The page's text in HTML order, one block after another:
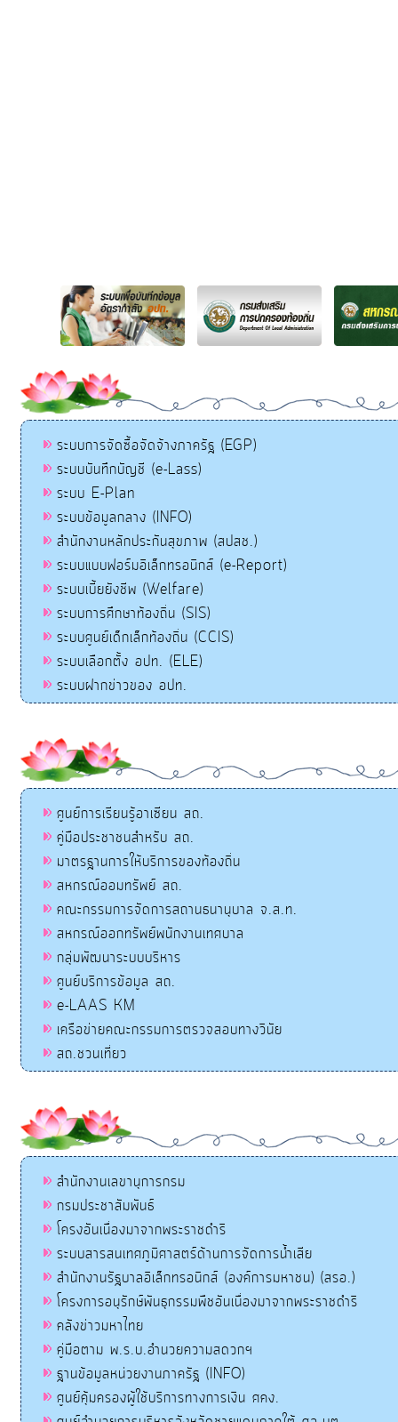
ระบบการจัดซื้อจัดจ้างภาครัฐ (EGP)
ระบบบันทึกบัญชี (e-Lass)
ระบบ E-Plan
ระบบข้อมูลกลาง (INFO)
สำนักงานหลักประกันสุขภาพ (สปสช.)
ระบบแบบฟอร์มอิเล็กทรอนิกส์ (e-Report)
ระบบเบี้ยยังชีพ (Welfare)
ระบบการศึกษาท้องถิ่น (SIS)
ระบบศูนย์เด็กเล็กท้องถิ่น (CCIS)
ระบบเลือกตั้ง อปท. (ELE)
ระบบฝากข่าวของ อปท.
ศูนย์การเรียนรู้อาเซียน สถ.
คู่มือประชาชนสำหรับ สถ.
มาตรฐานการให้บริการของท้องถิ่น
สหกรณ์ออมทรัพย์ สถ.
คณะกรรมการจัดการสถานธนานุบาล จ.ส.ท.
สหกรณ์ออกทรัพย์พนักงานเทศบาล
กลุ่มพัฒนาระบบบริหาร
ศูนย์บริการข้อมูล สถ.
e-LAAS KM
เครือข่ายคณะกรรมการตรวจสอบทางวินัย
สถ.ชวนเที่ยว
สำนักงานเลขานุการกรม
กรมประชาสัมพันธ์
โครงอันเนื่องมาจากพระราชดำริ
ระบบสารสนเทศภูมิศาสตร์ด้านการจัดการน้ำเสีย
สำนักงานรัฐบาลอิเล็กทรอนิกส์ (องค์การมหาชน) (สรอ.)
โครงการอนุรักษ์พันธุกรรมพืชอันเนื่องมาจากพระราชดำริ
คลังข่าวมหาไทย
คู่มือตาม พ.ร.บ.อำนวยความสดวกฯ
ฐานข้อมูลหน่วยงานภาครัฐ (INFO)
ศูนย์คุ้มครองผู้ใช้บริการทางการเงิน ศคง.